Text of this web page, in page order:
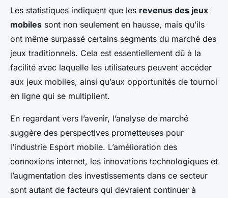
Les statistiques indiquent que les revenus des jeux
mobiles sont non seulement en hausse, mais qu’ils
ont même surpassé certains segments du marché des
jeux traditionnels. Cela est essentiellement dû à la
facilité avec laquelle les utilisateurs peuvent accéder
aux jeux mobiles, ainsi qu’aux opportunités de tournoi
en ligne qui se multiplient.
En regardant vers l’avenir, l’analyse de marché
suggère des perspectives prometteuses pour
l’industrie Esport mobile. L’amélioration des
connexions internet, les innovations technologiques et
l’augmentation des investissements dans ce secteur
sont autant de facteurs qui devraient continuer à